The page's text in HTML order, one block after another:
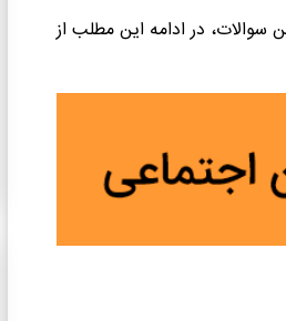
در ادامه این مطلب از